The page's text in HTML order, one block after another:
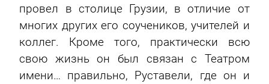
провел в столице Грузии, в отличие от
многих других его соучеников, учителей и
коллег. Кроме того, практически всю
свою жизнь он был связан с Театром
имени… правильно, Руставели, где он и